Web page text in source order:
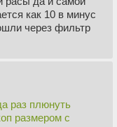
как 10 в минус
через фильтр
раз плюнуть
размером с